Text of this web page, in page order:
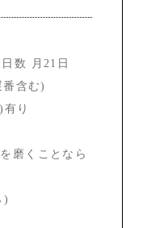
数 月21日
含む)
り
磨くことなら
)